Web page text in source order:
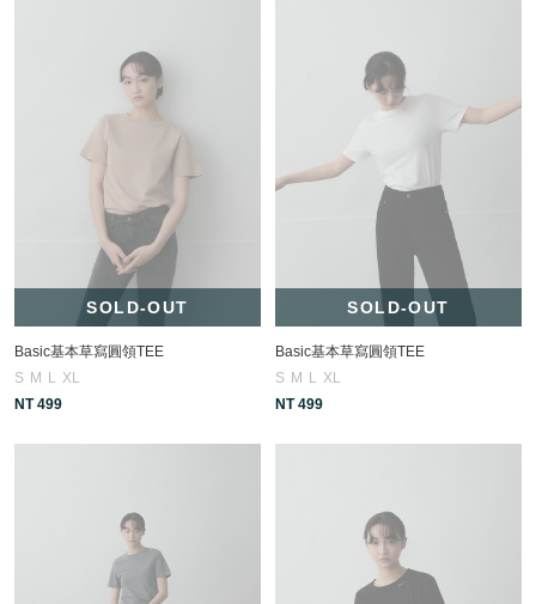
SOLD-OUT
Basic基本草寫圓領TEE
S M L XL
NT 499
SOLD-OUT
Basic基本草寫圓領TEE
S M L XL
NT 499